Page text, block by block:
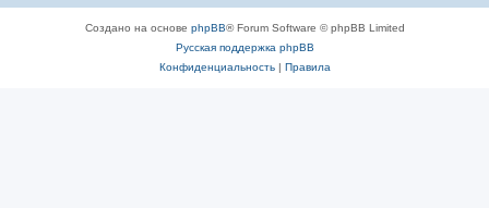
Создано на основе phpBB® Forum Software © phpBB Limited
Русская поддержка phpBB
Конфиденциальность| Правила